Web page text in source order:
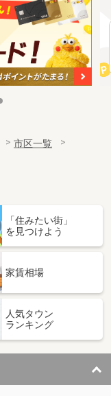
市区一覧
「住みたい街」
を見つけよう
家賃相場
人気タウン
ランキング